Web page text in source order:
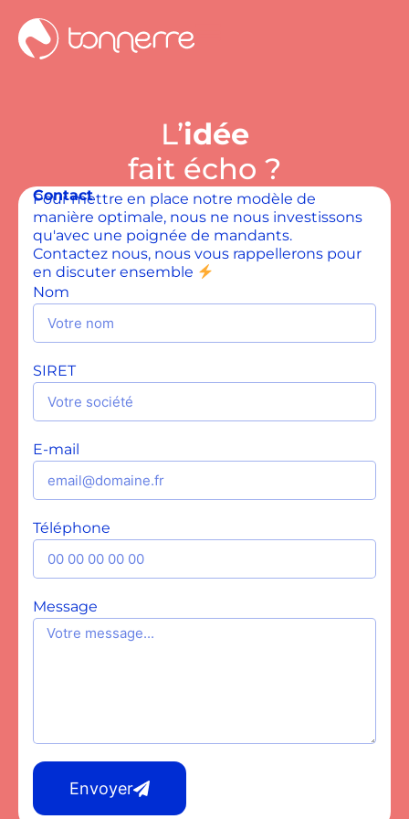
L’idée
fait écho ?
Contact
Pour mettre en place notre modèle de
manière optimale, nous ne nous investissons
qu'avec une poignée de mandants.
Contactez nous, nous vous rappellerons pour
en discuter ensemble
Nom
SIRET
E-mail
Téléphone
Message
Envoyer